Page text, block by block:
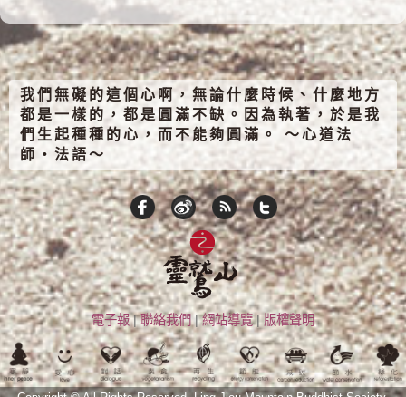
我們無礙的這個心啊，無論什麼時候、什麼地方
都是一樣的，都是圓滿不缺。因為執著，於是我
們生起種種的心，而不能夠圓滿。 ～心道法
師‧法語～
電子報|聯絡我們 |網站導覽| 版權聲明